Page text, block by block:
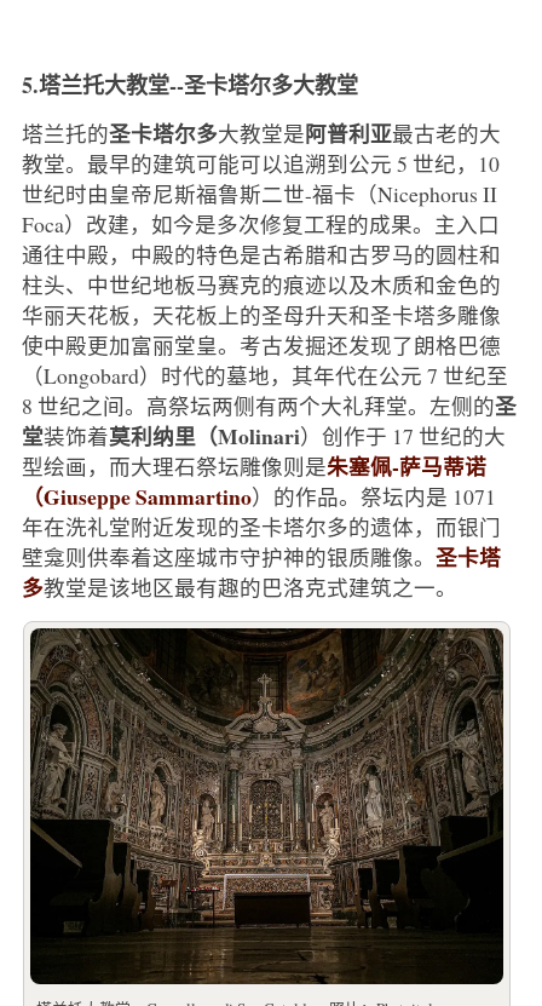
5.塔兰托大教堂--圣卡塔尔多大教堂
塔兰托的圣卡塔尔多大教堂是阿普利亚最古老的大
教堂。最早的建筑可能可以追溯到公元 5 世纪，10
世纪时由皇帝尼斯福鲁斯二世-福卡（Nicephorus II
Foca）改建，如今是多次修复工程的成果。主入口
通往中殿，中殿的特色是古希腊和古罗马的圆柱和
柱头、中世纪地板马赛克的痕迹以及木质和金色的
华丽天花板，天花板上的圣母升天和圣卡塔多雕像
使中殿更加富丽堂皇。考古发掘还发现了朗格巴德
（Longobard）时代的墓地，其年代在公元 7 世纪至
8 世纪之间。高祭坛两侧有两个大礼拜堂。左侧的圣
堂装饰着莫利纳里（Molinari）创作于 17 世纪的大
型绘画，而大理石祭坛雕像则是朱塞佩-萨马蒂诺
（Giuseppe Sammartino）的作品。祭坛内是 1071
年在洗礼堂附近发现的圣卡塔尔多的遗体，而银门
壁龛则供奉着这座城市守护神的银质雕像。 圣卡塔
多教堂是该地区最有趣的巴洛克式建筑之一。